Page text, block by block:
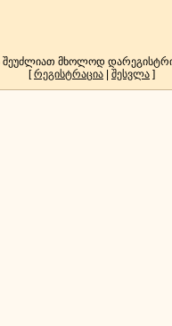
შეუძლიათ მხოლოდ
[რეგისტრაცია შესვლა ]